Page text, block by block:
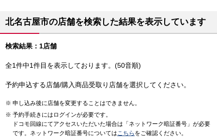
北名古屋市の店舗を検索した結果を表示しています
検索結果：1店舗
全1件中1件目を表示しております。(50音順)
予約申込する店舗/購入商品受取り店舗を選択してください。
申し込み後に店舗を変更することはできません。
予約手続きにはログインが必要です。
ドコモ回線にてアクセスいただいた場合は「ネットワーク暗証番号」が必要
です。ネットワーク暗証番号についてはこちら をご確認ください。